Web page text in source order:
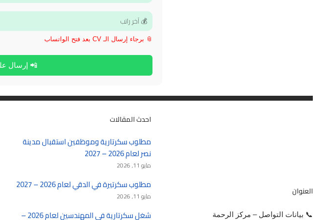
📎 برجاء إرسال الـ CV بعد فتح الواتساب
📲 إرسال
احدث المقالات
مطلوب سكرتارية وموظفين استقبال مدينة
نصر لعام 2026 – 2027
مايو 11, 2026
مطلوب سكرتيرة في الدقي لعام 2026 – 2027
مايو 11, 2026
شغل سكرتارية في المهندسين لعام 2026 –
العنوان
📞 بيانات التواصل – مركز الرحمة